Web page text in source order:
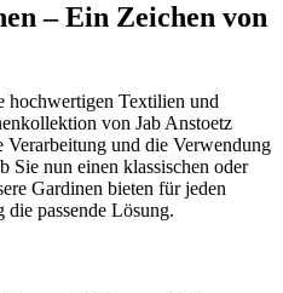
– Ein Zeichen von
hochwertigen Textilien und
von Jab Anstoetz
Verarbeitung und die Verwendung
Sie nun einen klassischen oder
Gardinen bieten für jeden
passende Lösung.